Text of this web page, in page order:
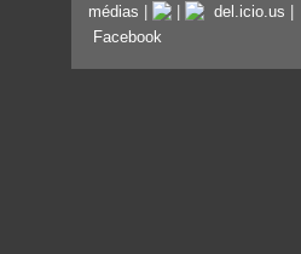
médias
del.icio.us
Facebook